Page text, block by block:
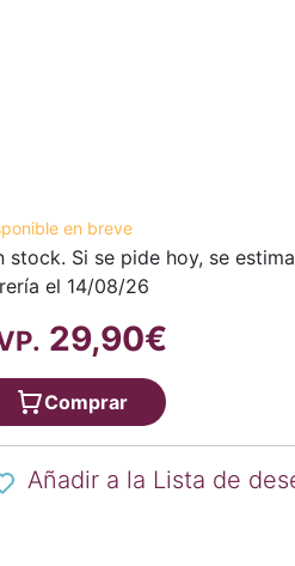
en breve
stock. Si se pide hoy, se
el 14/08/26
29,90€
Comprar
Añadir a la Lista de